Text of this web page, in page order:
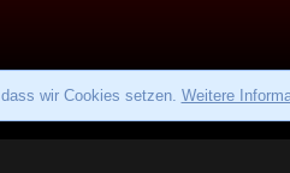
wir Cookies setzen. Weitere